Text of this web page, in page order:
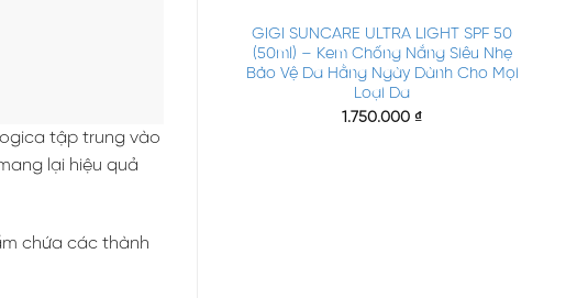
tập trung vào
lại hiệu quả
chứa các thành
GIGI SUNCARE ULTRA LIGHT SPF 50
(50ml) – Kem Chống Nắng Siêu Nhẹ
Bảo Vệ Da Hằng Ngày Dành Cho Mọi
Loại Da
1.750.000 ₫